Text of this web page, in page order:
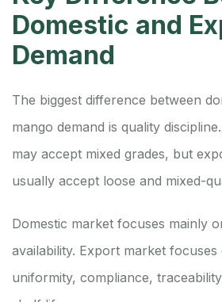
Domestic and
Demand
The biggest difference between
mango demand is quality
may accept mixed grades, but
usually accept loose and mixed-
Domestic market focuses mainly
availability. Export market focuses
uniformity, compliance,